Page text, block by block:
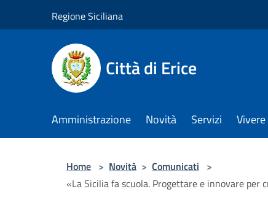
Regione Siciliana
Città di Erice
Amministrazione Novità Servizi
Home > Novità > Comunicati >
«La Sicilia fa scuola. Progettare e innovare per